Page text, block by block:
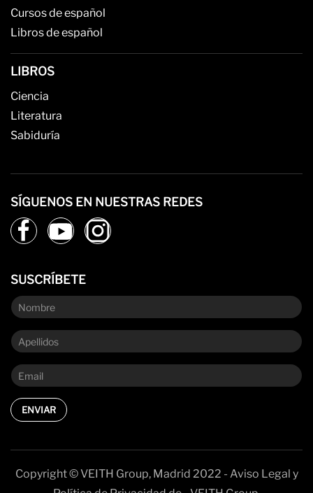
Cursos de español
Libros de español
LIBROS
Ciencia
Literatura
Sabiduría
SÍGUENOS EN NUESTRAS REDES
SUSCRÍBETE
ENVIAR
Copyright © VEITH Group, Madrid 2022 - Aviso Legal y